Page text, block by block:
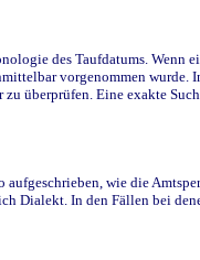
des Taufdatums.
vorgenommen
überprüfen. Eine exakte
wie die
Dialekt. In den Fällen bei